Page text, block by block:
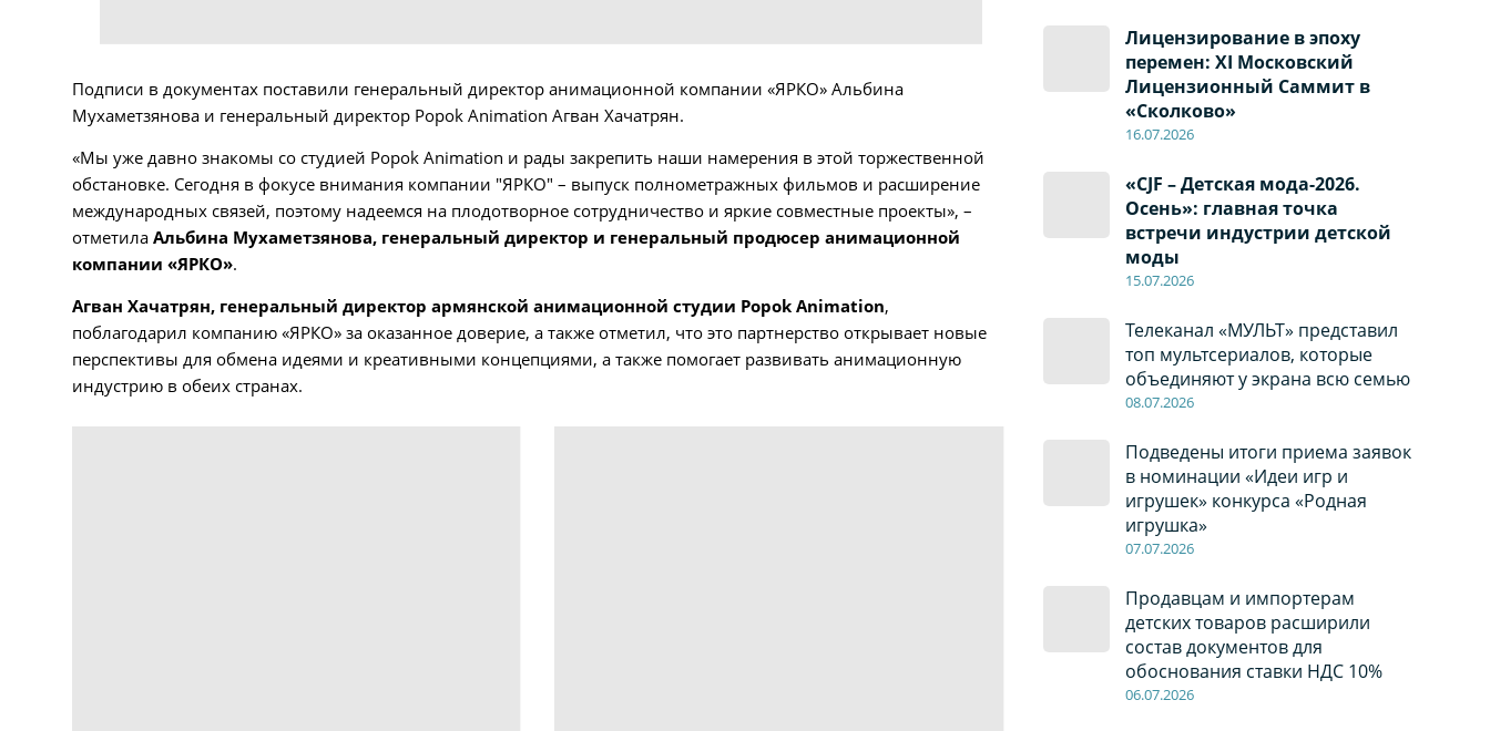
Лицензирование в эпоху
перемен: XI Московский
Лицензионный Саммит в
«Сколково»
16.07.2026
«CJF – Детская мода-2026.
Осень»: главная точка
встречи индустрии детской
моды
15.07.2026
Телеканал «МУЛЬТ» представил
топ мультсериалов, которые
объединяют у экрана всю семью
08.07.2026
Подведены итоги приема заявок
в номинации «Идеи игр и
игрушек» конкурса «Родная
игрушка»
07.07.2026
Продавцам и импортерам
детских товаров расширили
состав документов для
обоснования ставки НДС 10%
06.07.2026
Подписи в документах поставили генеральный директор анимационной компании «ЯРКО» Альбина
Мухаметзянова и генеральный директор Popok Animation Агван Хачатрян.
«Мы уже давно знакомы со студией Popok Animation и рады закрепить наши намерения в этой торжественной
обстановке. Сегодня в фокусе внимания компании "ЯРКО" – выпуск полнометражных фильмов и расширение
международных связей, поэтому надеемся на плодотворное сотрудничество и яркие совместные проекты», –
отметилаАльбина Мухаметзянова, генеральный директор и генеральный продюсер анимационной
компании «ЯРКО».
Агван Хачатрян, генеральный директор армянской анимационной студии Popok Animation,
поблагодарил компанию «ЯРКО» за оказанное доверие, а также отметил, что это партнерство открывает новые
перспективы для обмена идеями и креативными концепциями, а также помогает развивать анимационную
индустрию в обеих странах.